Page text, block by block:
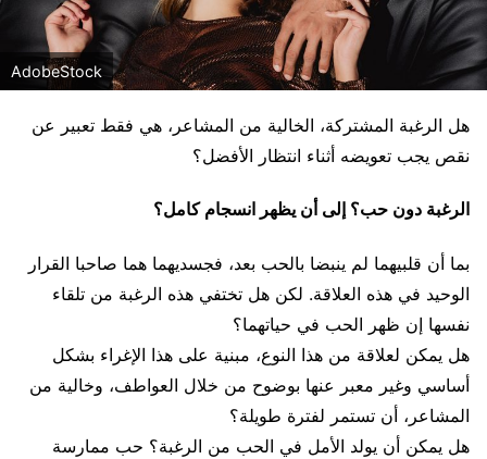
AdobeStock
هل الرغبة المشتركة، الخالية من المشاعر، هي فقط تعبير عن
نقص يجب تعويضه أثناء انتظار الأفضل؟
الرغبة دون حب؟ إلى أن يظهر انسجام كامل؟
بما أن قلبيهما لم ينبضا بالحب بعد، فجسديهما هما صاحبا القرار
الوحيد في هذه العلاقة. لكن هل تختفي هذه الرغبة من تلقاء
نفسها إن ظهر الحب في حياتهما؟
هل يمكن لعلاقة من هذا النوع، مبنية على هذا الإغراء بشكل
أساسي وغير معبر عنها بوضوح من خلال العواطف، وخالية من
المشاعر، أن تستمر لفترة طويلة؟
هل يمكن أن يولد الأمل في الحب من الرغبة؟ حب ممارسة